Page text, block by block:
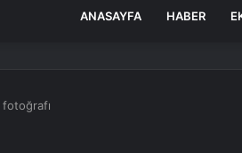
ANASAYFA HABER
fotoğrafı